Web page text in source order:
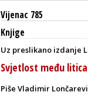
Vijenac 785
Knjige
Uz preslikano izdanje
Svjetlost među
Piše Vladimir